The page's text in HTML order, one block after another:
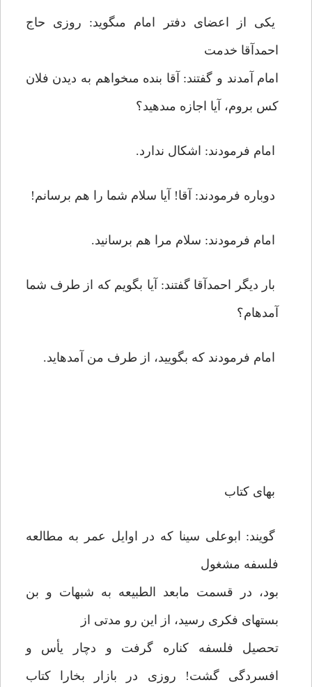
يكى از اعضاى دفتر امام مى‏گويد: روزى حاج
احمدآقا خدمت
امام آمدند و گفتند: آقا بنده مى‏خواهم به ديدن فلان
كس بروم، آيا اجازه مى‏دهيد؟
امام فرمودند: اشكال ندارد.
دوباره فرمودند: آقا! آيا سلام شما را هم برسانم!
امام فرمودند: سلام مرا هم برسانيد.
بار ديگر احمدآقا گفتند: آيا بگويم كه از طرف شما
آمده‏ام؟
امام فرمودند كه بگوييد، از طرف من آمده‏ايد.
بهاى كتاب
گويند: ابوعلى سينا كه در اوايل عمر به مطالعه
فلسفه مشغول
بود، در قسمت مابعد الطبيعه به شبهات و بن
بستهاى فكرى رسيد، از اين رو مدتى از
تحصيل فلسفه كناره گرفت و دچار يأس و
افسردگى گشت! روزى در بازار بخارا كتاب